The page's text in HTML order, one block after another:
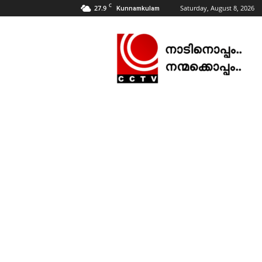
27.9 C Kunnamkulam Saturday, August 8, 2026
NEWS
|
KUNNAMKULAM